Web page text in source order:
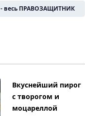
- весь ПРАВОЗАЩИТНИК
Вкуснейший пирог
с творогом и
моцареллой